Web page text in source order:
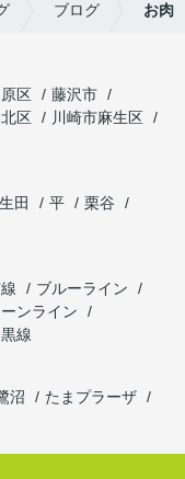
ブログ お肉
区
藤沢市
区
川崎市麻生区
生田 平
栗谷
ブルーライン
ンライン
線
沼
たまプラーザ